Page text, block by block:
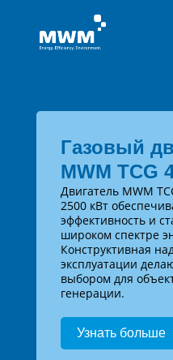
Газовый
MWM TCG
Двигатель MWM
2500 кВт
эффективность и
широком спектре
Конструктивная
эксплуатации
выбором для
генерации.
Узнать больше